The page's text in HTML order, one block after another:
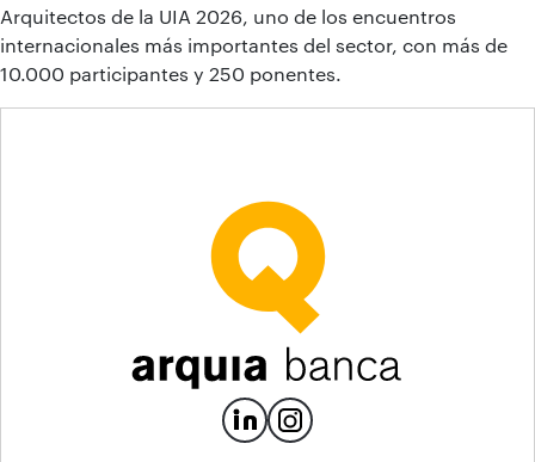
Arquitectos de la UIA 2026, uno de los encuentros
internacionales más importantes del sector, con más de
10.000 participantes y 250 ponentes.